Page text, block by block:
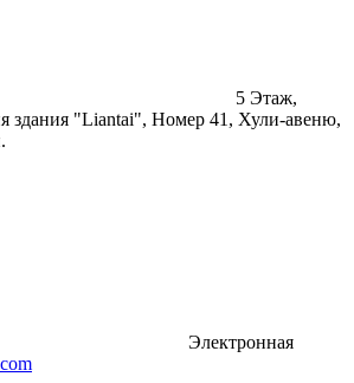
5 Этаж,
здания "Liantai", Номер 41, Хули-авеню,
Электронная